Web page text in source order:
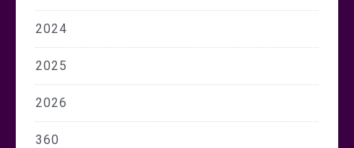
2024
2025
2026
360